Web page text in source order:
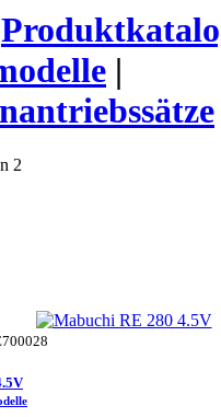
|
2